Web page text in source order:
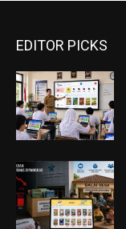
EDITOR PICKS